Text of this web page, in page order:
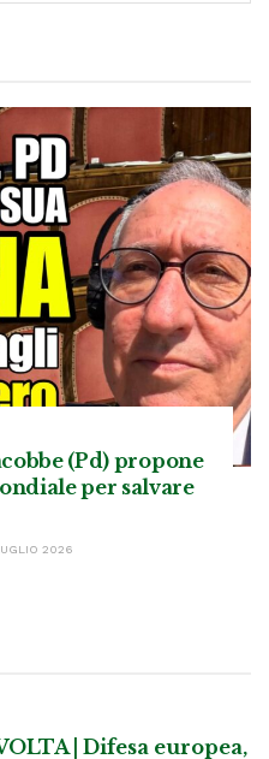
(Pd) propone
per salvare
2026
| Difesa europea,